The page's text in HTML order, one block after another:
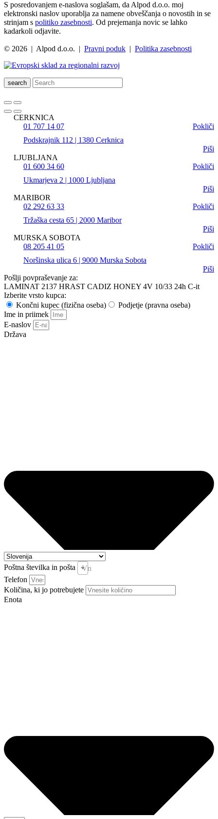
S posredovanjem e-naslova soglašam, da Alpod d.o.o. moj
elektronski naslov uporablja za namene obveščanja o novostih in se
strinjam s politiko zasebnosti. Od prejemanja novic se lahko
kadarkoli odjavite.
© 2026 | Alpod d.o.o. | Pravni poduk Politika zasebnosti
search
CERKNICA
01 707 14 07
Pokliči
Podskrajnik 112 | 1380 Cerknica
Piši
LJUBLJANA
01 600 34 60
Pokliči
Ukmarjeva 2 | 1000 Ljubljana
Piši
MARIBOR
02 292 63 33
Pokliči
Tržaška cesta 65 | 2000 Maribor
Piši
MURSKA SOBOTA
08 205 41 05
Pokliči
Noršinska ulica 6 | 9000 Murska Sobota
Piši
Pošlji povpraševanje za:
LAMINAT 2137 HRAST CADIZ HONEY 4V 10/33 24h C-it
Izberite vrsto kupca:
Končni kupec (fizična oseba)
Podjetje (pravna oseba)
Ime in priimek
E-naslov
Država
Poštna številka in pošta
Vnesite pošto in kraj *
Telefon
Količina, ki jo potrebujete
Enota